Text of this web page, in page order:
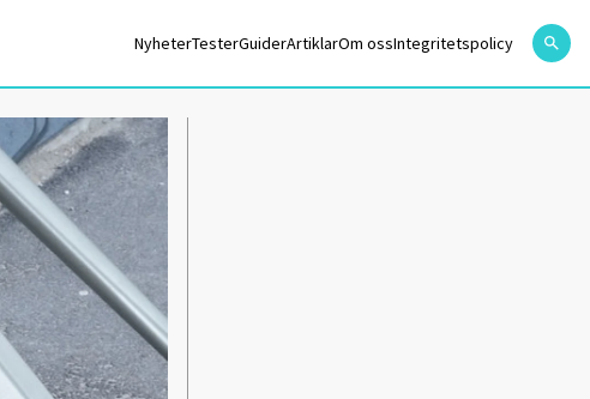
NyheterTesterGuiderArtiklarOm ossIntegritetspolicy